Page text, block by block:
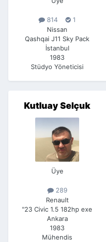
814
1
Nissan
Qashqai J11 Sky Pack
İstanbul
1983
Stüdyo Yöneticisi
Kutluay Selçuk
Üye
289
Renault
"23 Civic 1.5 182hp exe
Ankara
1983
Mühendis